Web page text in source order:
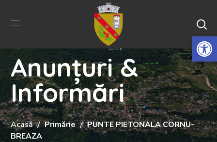
Anunțuri &
Informări
Acasă Primărie
PUNTE PIETONALA CORNU-
BREAZA